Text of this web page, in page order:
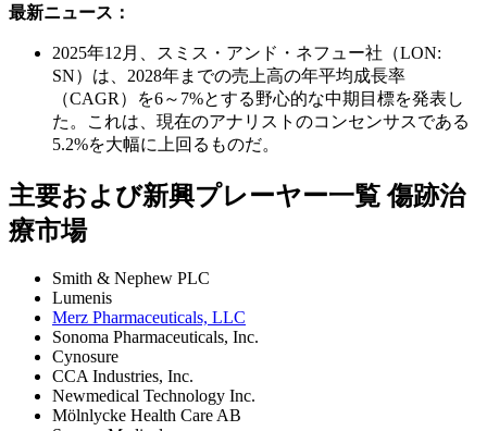
最新ニュース：
2025年12月、スミス・アンド・ネフュー社（LON:
SN）は、2028年までの売上高の年平均成長率
（CAGR）を6～7%とする野心的な中期目標を発表し
た。これは、現在のアナリストのコンセンサスである
5.2%を大幅に上回るものだ。
主要および新興プレーヤー一覧 傷跡治
療市場
Smith & Nephew PLC
Lumenis
Merz Pharmaceuticals, LLC
Sonoma Pharmaceuticals, Inc.
Cynosure
CCA Industries, Inc.
Newmedical Technology Inc.
Mölnlycke Health Care AB